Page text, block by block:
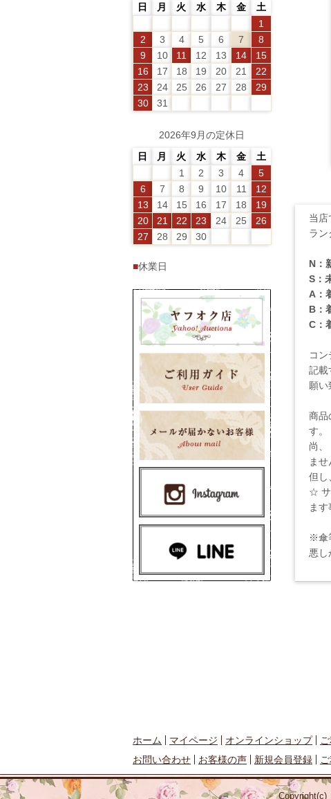
当店
ラン
N：
S：
A：
B：
C：
コ
記載
願い
商品
す。
尚、
ま
但し
☆ サ
ま
※傘
悪し
日
月 火 水 木 金
土
1
2
3 4 5 6 7
8
9
10 11 12 13 14
15
16
17 18 19 20 21
22
23
24 25 26 27 28
29
30
31
2026年9月の定休日
日
月 火 水 木 金
土
1
2 3 4
5
6
7 8 9 10 11
12
13
14 15 16 17 18
19
20
21 22 23 24 25
26
27
28 29 30
■休業日
ホーム マイページ オンラインショップ
お問い合わせ
お客様の声 新規会員登録
Copyright(c)